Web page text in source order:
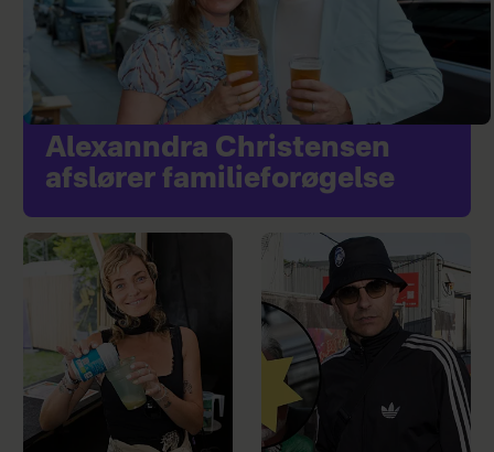
Alexanndra Christensen
afslører familieforøgelse